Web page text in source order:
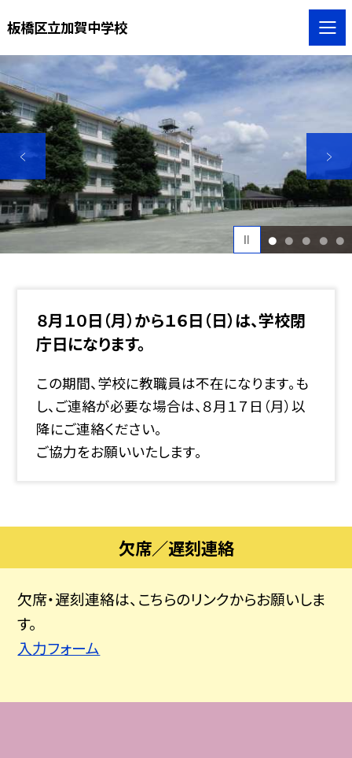
板橋区立加賀中学校
1 2 3 4 5
８月１０日（月）から１６日（日）は、学校閉
庁日になります。
この期間、学校に教職員は不在になります。も
し、ご連絡が必要な場合は、８月１７日（月）以
降にご連絡ください。
ご協力をお願いいたします。
欠席／遅刻連絡
欠席・遅刻連絡は、こちらのリンクからお願いしま
す。
入力フォーム